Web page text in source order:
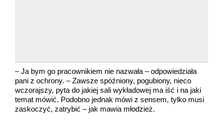
– Ja bym go pracownikiem nie nazwała – odpowiedziała
pani z ochrony. – Zawsze spóźniony, pogubiony, nieco
wczorajszy, pyta do jakiej sali wykładowej ma iść i na jaki
temat mówić. Podobno jednak mówi z sensem, tylko musi
zaskoczyć, zatrybić – jak mawia młodzież.